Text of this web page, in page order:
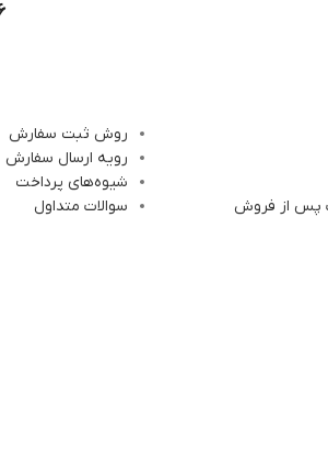
پس از فروش
روش ثبت سفارش
رویه ارسال سفارش
شیوه‌های پرداخت
سوالات متداول